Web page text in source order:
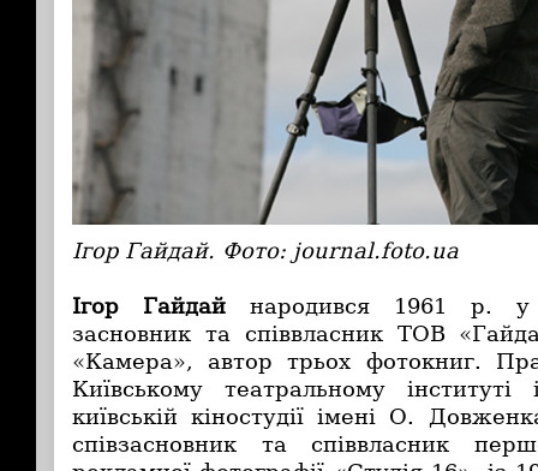
Ігор Гайдай. Фото: journal.foto.ua
Ігор Гайдай народився 1961 р. у
засновник та співвласник ТОВ
«Камера», автор трьох фотокниг.
Київському театральному
київській кіностудії імені О.
співзасновник та співвласник